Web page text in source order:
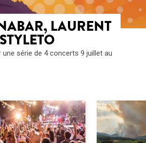
LAURENT
série de 4 concerts 9 juillet au